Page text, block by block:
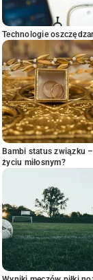
Technologie
Bambi status związku
życiu miłosnym?